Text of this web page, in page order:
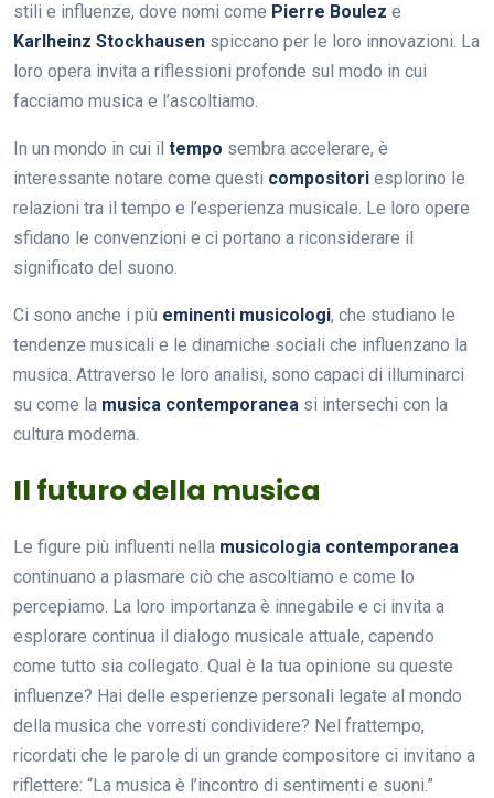
stili e influenze, dove nomi come Pierre Boulez e
Karlheinz Stockhausen spiccano per le loro innovazioni. La
loro opera invita a riflessioni profonde sul modo in cui
facciamo musica e l’ascoltiamo.
In un mondo in cui il tempo sembra accelerare, è
interessante notare come questi compositori esplorino le
relazioni tra il tempo e l’esperienza musicale. Le loro opere
sfidano le convenzioni e ci portano a riconsiderare il
significato del suono.
Ci sono anche i più eminenti musicologi, che studiano le
tendenze musicali e le dinamiche sociali che influenzano la
musica. Attraverso le loro analisi, sono capaci di illuminarci
su come la musica contemporanea si intersechi con la
cultura moderna.
Il futuro della musica
Le figure più influenti nella musicologia contemporanea
continuano a plasmare ciò che ascoltiamo e come lo
percepiamo. La loro importanza è innegabile e ci invita a
esplorare continua il dialogo musicale attuale, capendo
come tutto sia collegato. Qual è la tua opinione su queste
influenze? Hai delle esperienze personali legate al mondo
della musica che vorresti condividere? Nel frattempo,
ricordati che le parole di un grande compositore ci invitano a
riflettere: “La musica è l’incontro di sentimenti e suoni.”